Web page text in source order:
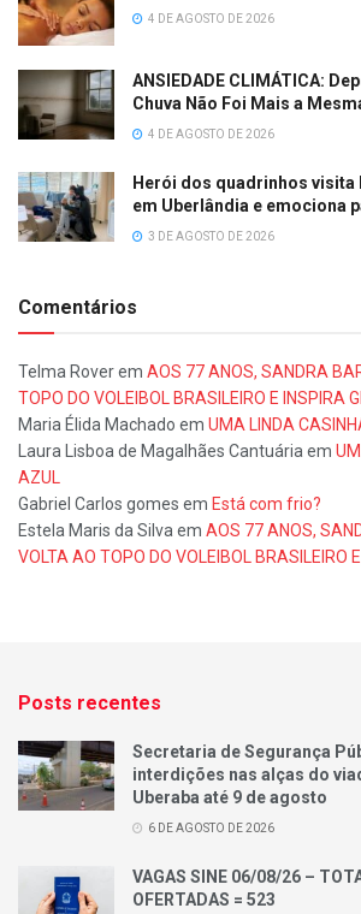
4 DE AGOSTO DE 2026
ANSIEDADE CLIMÁTICA:
Chuva Não Foi Mais a
4 DE AGOSTO DE 2026
Herói dos quadrinhos
em Uberlândia e emociona
3 DE AGOSTO DE 2026
Comentários
Telma Roverem AOS 77 ANOS, SANDRA
TOPO DO VOLEIBOL BRASILEIRO E INSPIRA
Maria Élida Machado em UMA LINDA
Laura Lisboa de Magalhães Cantuáriaem
AZUL
Gabriel Carlos gomes em Está com frio?
Estela Maris da Silvaem AOS 77 ANOS,
VOLTA AO TOPO DO VOLEIBOL BRASILEIRO
Posts recentes
Secretaria de Segurança
interdições nas alças do
Uberaba até 9 de agosto
6 DE AGOSTO DE 2026
VAGAS SINE 06/08/26 –
OFERTADAS = 523